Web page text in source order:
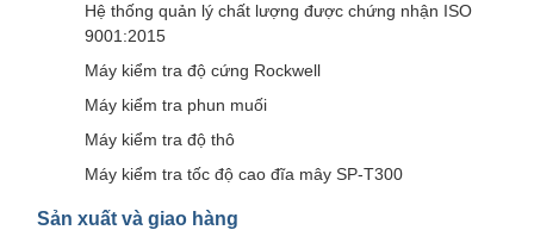
Hệ thống quản lý chất lượng được chứng nhận ISO
9001:2015
Máy kiểm tra độ cứng Rockwell
Máy kiểm tra phun muối
Máy kiểm tra độ thô
Máy kiểm tra tốc độ cao đĩa mây SP-T300
Sản xuất và giao hàng